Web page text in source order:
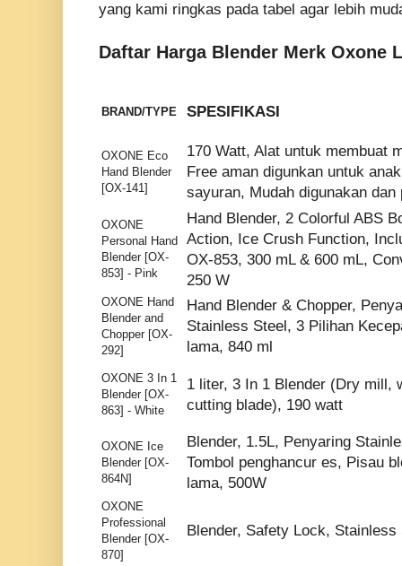
yang kami ringkas pada tabel agar lebih
Daftar Harga Blender Merk Oxone
BRAND/TYPE SPESIFIKASI
OXONE Eco
Hand Blender
[OX-141]
170 Watt, Alat untuk membuat
Free aman digunkan untuk
sayuran, Mudah digunakan dan
OXONE
Personal Hand
Blender [OX-
853] - Pink
Hand Blender, 2 Colorful ABS
Action, Ice Crush Function,
OX-853, 300 mL & 600 mL,
250 W
OXONE Hand
Blender and
Chopper [OX-
292]
Hand Blender & Chopper,
Stainless Steel, 3 Pilihan
lama, 840 ml
OXONE 3 In 1
Blender [OX-
863] - White
1 liter, 3 In 1 Blender (Dry mill,
cutting blade), 190 watt
OXONE Ice
Blender [OX-
864N]
Blender, 1.5L, Penyaring
Tombol penghancur es, Pisau
lama, 500W
OXONE
Professional
Blender [OX-
870]
Blender, Safety Lock,